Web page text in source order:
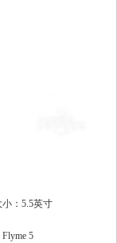
小：5.5英寸
5